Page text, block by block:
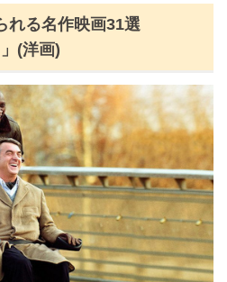
れる名作映画31選
(洋画)